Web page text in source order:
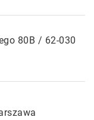
80B / 62-030